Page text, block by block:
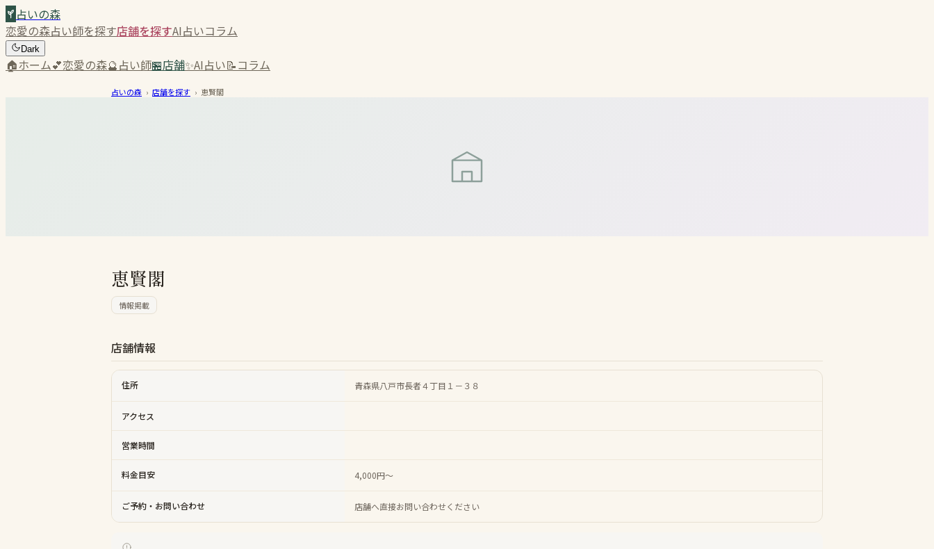
占いの森
恋愛の森占い師を探す店舗を探すAI占いコラム
Dark
🏠ホーム💕恋愛の森🔮占い師🏪店舗✨AI占い📝コラム
占いの森 › 店舗を探す › 恵賢閣
恵賢閣
情報掲載
店舗情報
住所 青森県八戸市長者４丁目１－３８
アクセス
営業時間
料金目安 4,000円～
ご予約・お問い合わせ 店舗へ直接お問い合わせください